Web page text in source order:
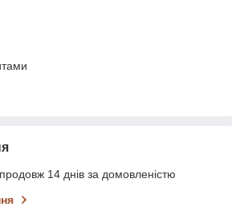
14 днів за домовленістю